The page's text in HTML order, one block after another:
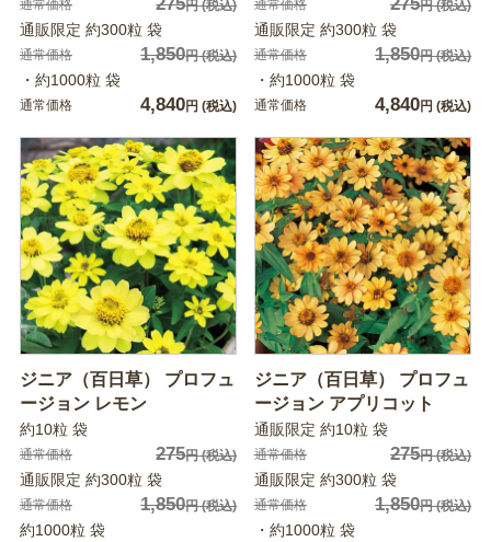
通常価格 275円(税込)
通販限定 約300粒 袋
通常価格 1,850円(税込)
・約1000粒 袋
通常価格 4,840円 (税込)
通常価格 275円(税込)
通販限定 約300粒 袋
通常価格 1,850円(税込)
・約1000粒 袋
通常価格 4,840円 (税込)
ジニア（百日草） プロフュ
ージョン レモン
約10粒 袋
通常価格 275円(税込)
通販限定 約300粒 袋
通常価格 1,850円(税込)
約1000粒 袋
ジニア（百日草） プロフュ
ージョン アプリコット
通販限定 約10粒 袋
通常価格 275円(税込)
通販限定 約300粒 袋
通常価格 1,850円(税込)
・約1000粒 袋